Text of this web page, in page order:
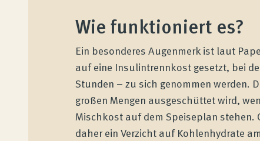
Wie funktioniert es?
Ein besonderes Augenmerk ist laut
auf eine Insulintrennkost gesetzt, bei
Stunden – zu sich genommen werden.
großen Mengen ausgeschüttet wird,
Mischkost auf dem Speiseplan stehen.
daher ein Verzicht auf Kohlenhydrate